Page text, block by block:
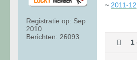
Registratie op: Sep
2010
Berichten: 26093
~ 2011-12
1